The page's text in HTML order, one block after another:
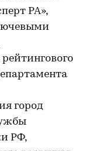
РА»,
город
РФ,